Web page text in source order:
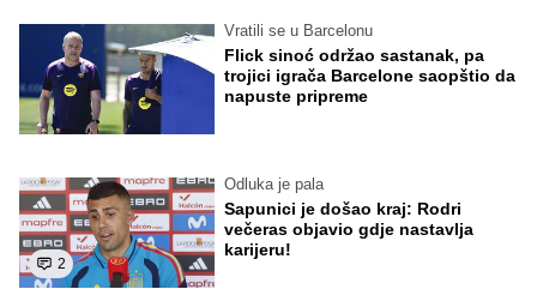
Vratili se u Barcelonu
Flick sinoć održao sastanak, pa
trojici igrača Barcelone saopštio da
napuste pripreme
2
Odluka je pala
Sapunici je došao kraj: Rodri
večeras objavio gdje nastavlja
karijeru!